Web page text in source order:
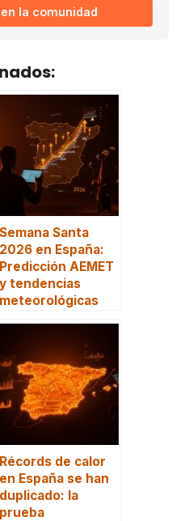
la comunidad
Semana Santa
2026 en España:
Predicción AEMET
y tendencias
meteorológicas
Récords de calor
en España se han
duplicado: la
prueba